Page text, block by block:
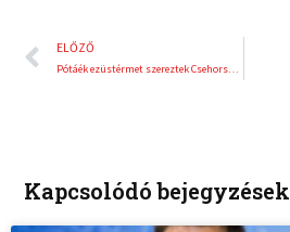
Előző
ELŐZŐ
Pótáék ezüstérmet szereztek Csehországban
Kapcsolódó bejegyzések